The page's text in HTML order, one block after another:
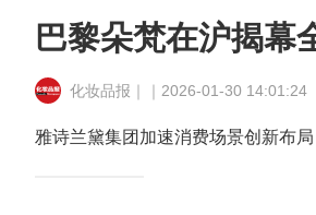
巴黎朵梵在沪揭幕
化妆品报｜｜2026-01-30 14:01:24
雅诗兰黛集团加速消费场景创新布局